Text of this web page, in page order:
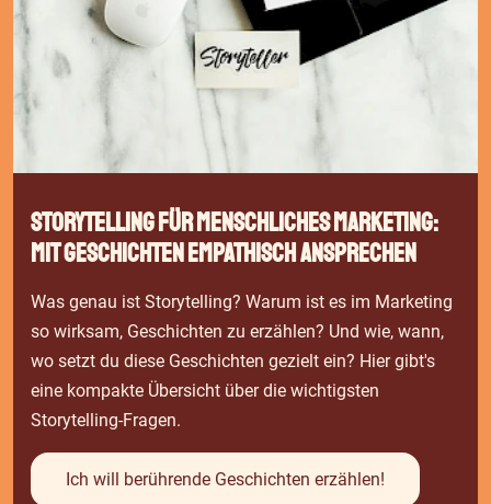
Storytelling für menschliches Marketing:
Mit Geschichten empathisch ansprechen
Was genau ist Storytelling? Warum ist es im Marketing
so wirksam, Geschichten zu erzählen? Und wie, wann,
wo setzt du diese Geschichten gezielt ein? Hier gibt's
eine kompakte Übersicht über die wichtigsten
Storytelling-Fragen.
Ich will berührende Geschichten erzählen!